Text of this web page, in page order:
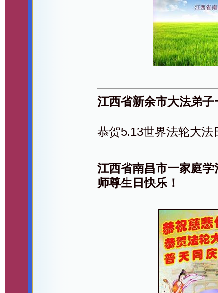
江西省新余市大法弟
恭贺5.13世界法轮大法
江西省南昌市一家庭
师尊生日快乐！